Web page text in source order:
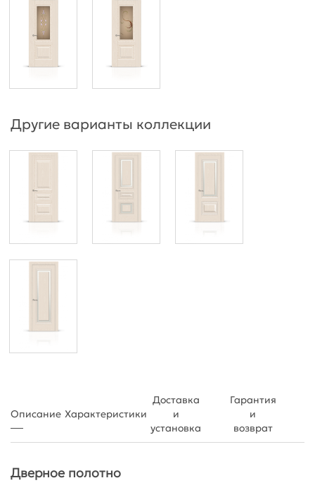
Другие варианты коллекции
Описание Характеристики
Доставка
и
установка
Гарантия
и
возврат
Дверное полотно